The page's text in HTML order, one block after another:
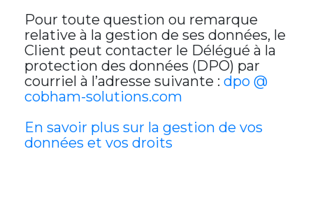
Pour toute question ou remarque
relative à la gestion de ses données, le
Client peut contacter le Délégué à la
protection des données (DPO) par
courriel à l’adresse suivante : dpo @
cobham-solutions.com
En savoir plus sur la gestion de vos
données et vos droits